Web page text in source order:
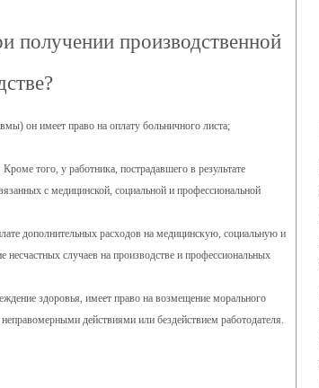
получении производственной
он имеет право на оплату больничного листа;
того, у работника, пострадавшего в результате
с медицинской, социальной и профессиональной
дополнительных расходов на медицинскую, социальную и
случаев на производстве и профессиональных
здоровья, имеет право на возмещение морального
действиями или бездействием работодателя.